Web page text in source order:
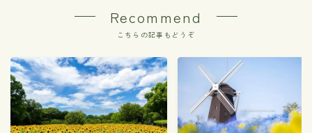
Recommend
こちらの記事もどうぞ